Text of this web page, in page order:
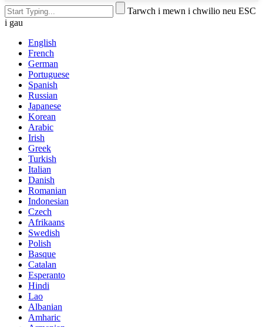
Tarwch i mewn i chwilio neu ESC
i gau
English
French
German
Portuguese
Spanish
Russian
Japanese
Korean
Arabic
Irish
Greek
Turkish
Italian
Danish
Romanian
Indonesian
Czech
Afrikaans
Swedish
Polish
Basque
Catalan
Esperanto
Hindi
Lao
Albanian
Amharic